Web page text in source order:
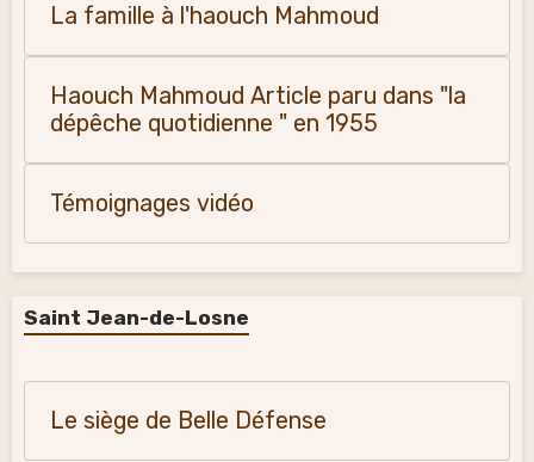
La famille à l'haouch Mahmoud
Haouch Mahmoud Article paru dans "la
dépêche quotidienne " en 1955
Témoignages vidéo
Saint Jean-de-Losne
Le siège de Belle Défense